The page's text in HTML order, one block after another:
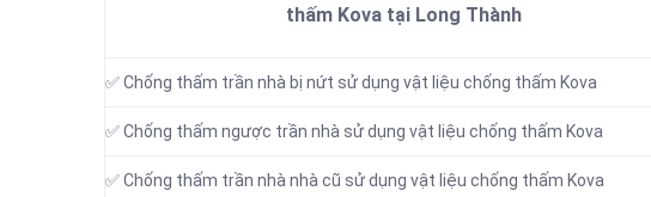
thấm Kova tại Long Thành
✅ Chống thấm trần nhà bị nứt sử dụng vật liệu chống thấm Kova
✅ Chống thấm ngược trần nhà sử dụng vật liệu chống thấm Kova
✅ Chống thấm trần nhà nhà cũ sử dụng vật liệu chống thấm Kova